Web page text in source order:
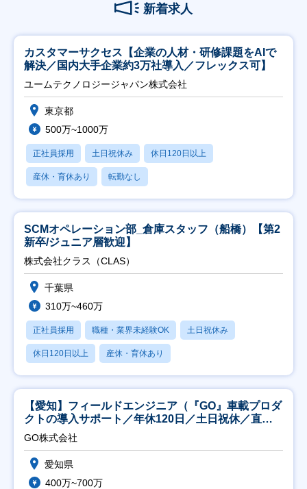
新着求人
カスタマーサクセス【企業の人材・研修課題をAIで
解決／国内大手企業約3万社導入／フレックス可】
ユームテクノロジージャパン株式会社
東京都
500万~1000万
正社員採用 土日祝休み 休日120日以上
産休・育休あり 転勤なし
SCMオペレーション部_倉庫スタッフ（船橋）【第2
新卒/ジュニア層歓迎】
株式会社クラス（CLAS）
千葉県
310万~460万
正社員採用 職種・業界未経験OK 土日祝休み
休日120日以上 産休・育休あり
【愛知】フィールドエンジニア（『GO』車載プロダ
クトの導入サポート／年休120日／土日祝休／直行
直帰
GO株式会社
愛知県
400万~700万